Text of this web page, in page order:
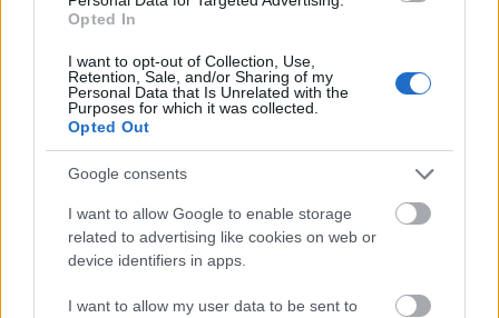
Opted In
I want to opt-out of Collection, Use,
Retention, Sale, and/or Sharing of my
Personal Data that Is Unrelated with the
Purposes for which it was collected.
Opted Out
Google consents
I want to allow Google to enable storage
related to advertising like cookies on web or
device identifiers in apps.
I want to allow my user data to be sent to
– Men det är klart att det inte är den bästa
situationen om det blir flera som står utanför
landslaget än dom som är med?